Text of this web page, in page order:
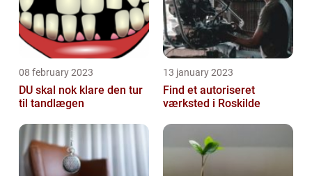
08 february 2023
DU skal nok klare den tur
til tandlægen
13 january 2023
Find et autoriseret
værksted i Roskilde